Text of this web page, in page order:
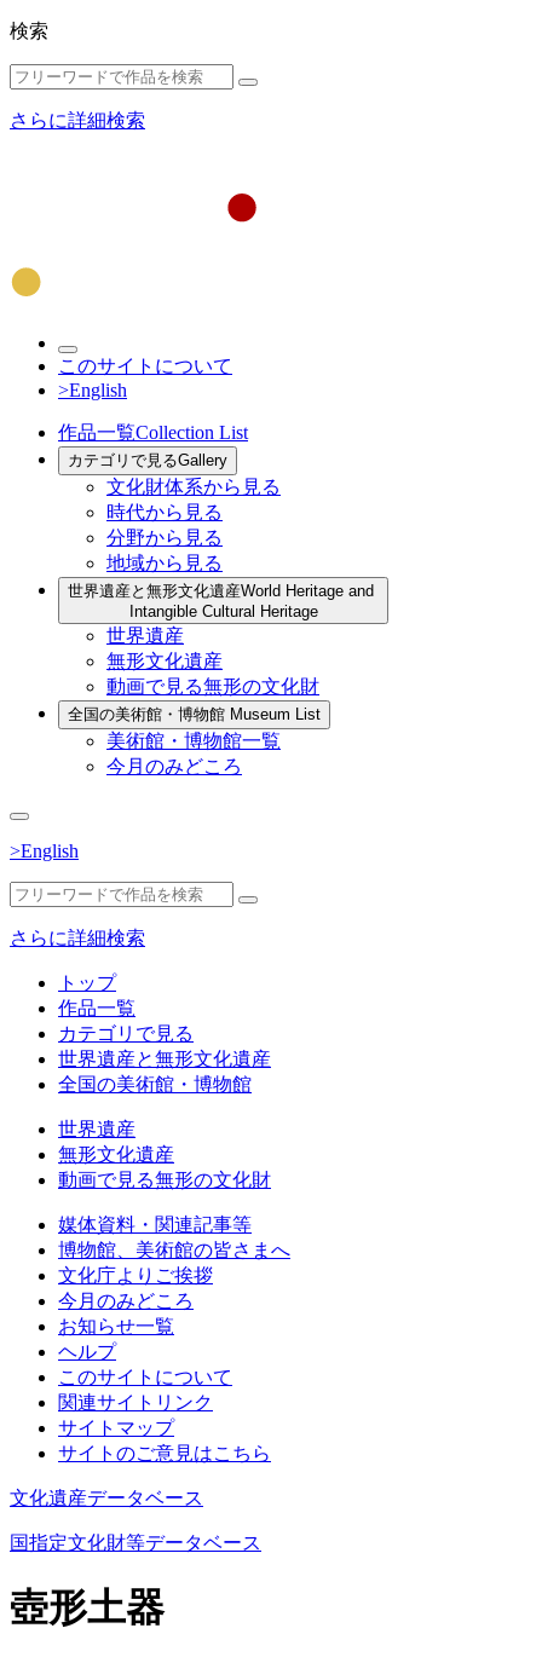
検索
さらに詳細検索
このサイトについて
>English
作品一覧Collection List
カテゴリで見るGallery
文化財体系から見る
時代から見る
分野から見る
地域から見る
世界遺産と無形文化遺産World Heritage and
Intangible Cultural Heritage
世界遺産
無形文化遺産
動画で見る無形の文化財
全国の美術館・博物館 Museum List
美術館・博物館一覧
今月のみどころ
>English
さらに詳細検索
トップ
作品一覧
カテゴリで見る
世界遺産と無形文化遺産
全国の美術館・博物館
世界遺産
無形文化遺産
動画で見る無形の文化財
媒体資料・関連記事等
博物館、美術館の皆さまへ
文化庁よりご挨拶
今月のみどころ
お知らせ一覧
ヘルプ
このサイトについて
関連サイトリンク
サイトマップ
サイトのご意見はこちら
文化遺産データベース
国指定文化財等データベース
壺形土器